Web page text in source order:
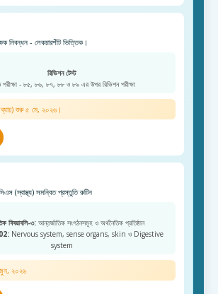
নিবন্ধন - লেকচারশীট ভিত্তিক।
রিভিশন টেস্ট
পরীক্ষা - ৮৫, ৮৬, ৮৭, ৮৮ ও ৮৯ এর উপর রিভিশন পরীক্ষা
ব্যাচ) শুরু ৫ মে, ২০২৬।
(স্বাস্থ্য) সমন্বিত প্রস্তুতি রুটিন
বিষয়াবলি-৩: আন্তর্জাতিক সংগঠনসমূহ ও অর্থনৈতিক প্রতিষ্ঠান
Nervous system, sense organs, skin ও Digestive
system
জুন, ২০২৬